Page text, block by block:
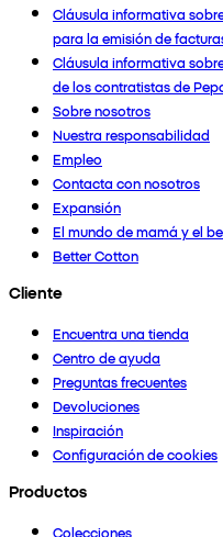
Cláusula informativa
para la emisión de
Cláusula informativa
de los contratistas de
Sobre nosotros
Nuestra responsabilidad
Empleo
Contacta con nosotros
Expansión
El mundo de mamá y el
Better Cotton
Cliente
Encuentra una tienda
Centro de ayuda
Preguntas frecuentes
Devoluciones
Inspiración
Configuración de cookies
Productos
Colecciones